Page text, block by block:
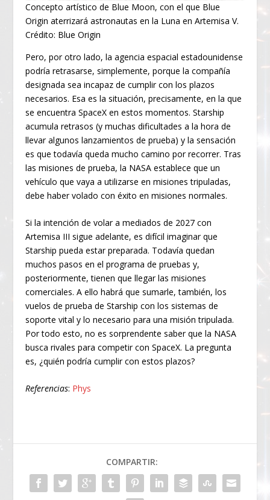
Concepto artístico de Blue Moon, con el que Blue
Origin aterrizará astronautas en la Luna en Artemisa V.
Crédito: Blue Origin
Pero, por otro lado, la agencia espacial estadounidense
podría retrasarse, simplemente, porque la compañía
designada sea incapaz de cumplir con los plazos
necesarios. Esa es la situación, precisamente, en la que
se encuentra SpaceX en estos momentos. Starship
acumula retrasos (y muchas dificultades a la hora de
llevar algunos lanzamientos de prueba) y la sensación
es que todavía queda mucho camino por recorrer. Tras
las misiones de prueba, la NASA establece que un
vehículo que vaya a utilizarse en misiones tripuladas,
debe haber volado con éxito en misiones normales.
Si la intención de volar a mediados de 2027 con
Artemisa III sigue adelante, es difícil imaginar que
Starship pueda estar preparada. Todavía quedan
muchos pasos en el programa de pruebas y,
posteriormente, tienen que llegar las misiones
comerciales. A ello habrá que sumarle, también, los
vuelos de prueba de Starship con los sistemas de
soporte vital y lo necesario para una misión tripulada.
Por todo esto, no es sorprendente saber que la NASA
busca rivales para competir con SpaceX. La pregunta
es, ¿quién podría cumplir con estos plazos?
Referencias: Phys
COMPARTIR: